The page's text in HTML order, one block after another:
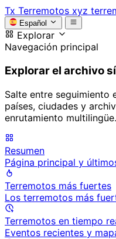
Tx Terremotos xyz
Español
Explorar
Navegación principal
Explorar el archivo
Salte entre seguimiento
países, ciudades y
enrutamiento multilingüe.
Resumen
Página principal y
Terremotos más fuertes
Los terremotos más
Terremotos en tiempo
Eventos recientes y